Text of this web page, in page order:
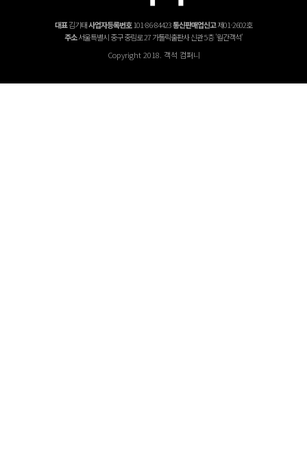
대표김기태사업자등록번호101-86-84423통신판매업신고제01-2602호
주소서울특별시 중구 중림로 27 가톨릭출판사 신관 5층 '월간객석'
Copyright 2018. 객석 컴퍼니